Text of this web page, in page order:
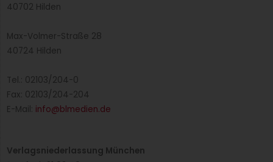
40702 Hilden
Max-Volmer-Straße 28
40724 Hilden
Tel.: 02103/204-0
Fax: 02103/204-204
E-Mail: info@blmedien.de
Verlagsniederlassung München